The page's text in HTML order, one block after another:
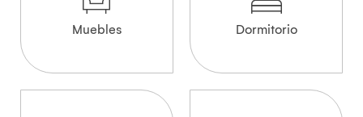
Muebles Dormitorio